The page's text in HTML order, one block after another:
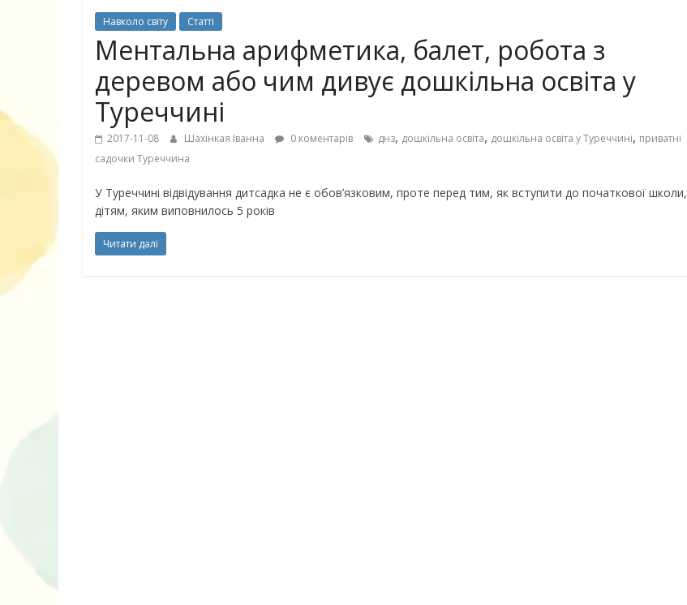
Навколо світу Статті
Ментальна арифметика, балет, робота з
деревом або чим дивує дошкільна освіта у
Туреччині
2017-11-08 Шахінкая Іванна 0 коментарів днз, дошкільна освіта, дошкільна освіта у Туреччині, приватні
садочки Туреччина
У Туреччині відвідування дитсадка не є обов’язковим, проте перед тим, як вступити до початкової школи,
дітям, яким виповнилось 5 років
Читати далі